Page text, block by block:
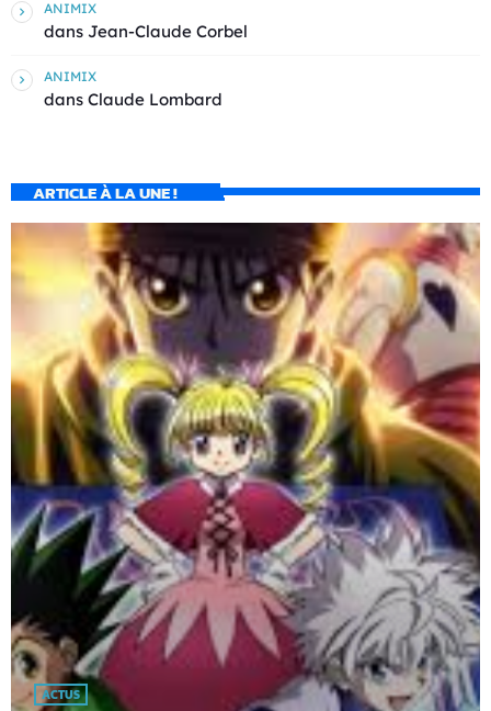
ANIMIX
dans Jean-Claude Corbel
ANIMIX
dans Claude Lombard
ARTICLE À LA UNE !
ACTUS